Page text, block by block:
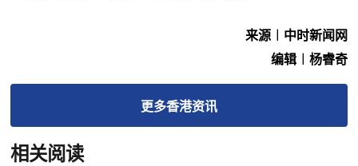
来源︱中时新闻网
编辑︱杨睿奇
更多香港资讯
相关阅读